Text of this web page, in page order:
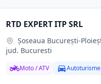
RTD EXPERT ITP SRL
jud. Bucuresti
Moto / ATV Autoturisme